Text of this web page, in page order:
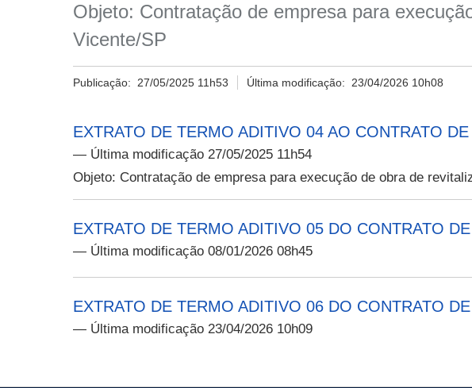
Objeto: Contratação de empresa para
Vicente/SP
Publicação: 27/05/2025 11h53 Última modificação: 23/04/2026 10h08
EXTRATO DE TERMO ADITIVO 04 AO CONTRATO
— Última modificação 27/05/2025 11h54
Objeto: Contratação de empresa para execução de obra de
EXTRATO DE TERMO ADITIVO 05 DO CONTRATO
— Última modificação 08/01/2026 08h45
EXTRATO DE TERMO ADITIVO 06 DO CONTRATO
— Última modificação 23/04/2026 10h09